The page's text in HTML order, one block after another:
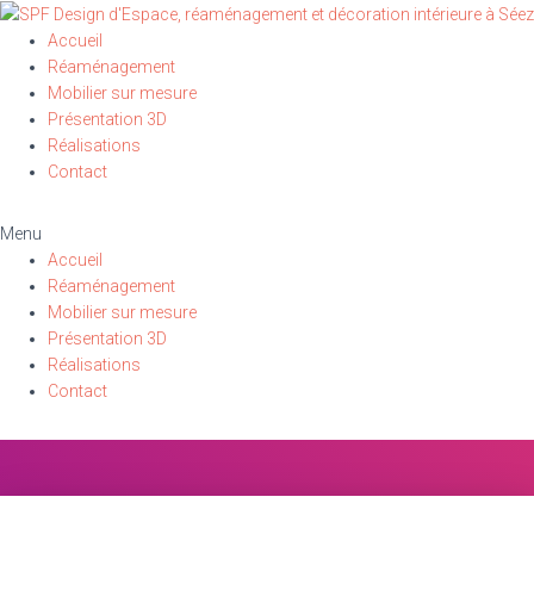
Accueil
Réaménagement
Mobilier sur mesure
Présentation 3D
Réalisations
Contact
Menu
Accueil
Réaménagement
Mobilier sur mesure
Présentation 3D
Réalisations
Contact